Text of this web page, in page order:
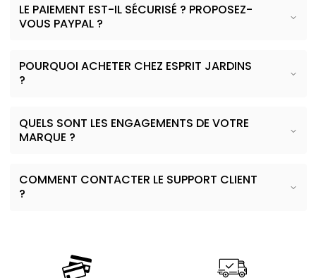
LE PAIEMENT EST-IL SÉCURISÉ ? PROPOSEZ-
VOUS PAYPAL ?
POURQUOI ACHETER CHEZ ESPRIT JARDINS
?
QUELS SONT LES ENGAGEMENTS DE VOTRE
MARQUE ?
COMMENT CONTACTER LE SUPPORT CLIENT
?